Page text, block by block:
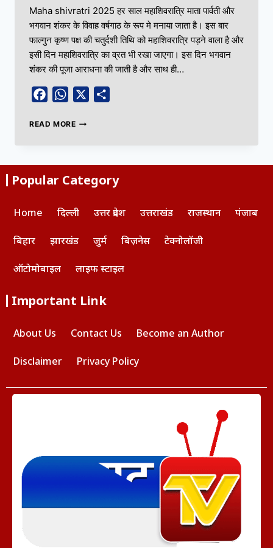
Maha shivratri 2025 हर साल महाशिवरात्रि माता पार्वती और
भगवान शंकर के विवाह वर्षगाठ के रूप मे मनाया जाता है। इस बार
फाल्गुन कृष्ण पक्ष की चतुर्दशी तिथि को महाशिवरात्रि पड़ने वाला है और
इसी दिन महाशिवरात्रि का व्रत भी रखा जाएगा। इस दिन भगवान
शंकर की पूजा आराधना की जाती है और साथ ही…
FacebookWhatsApp
READ MORE
Popular Category
Home दिल्ली उत्तर प्रदेश उत्तराखंड राजस्थान पंजाब
बिहार झारखंड जुर्म बिज़नेस टेक्नोलॉजी
ऑटोमोबाइल लाइफ स्टाइल
Important Link
About Us Contact Us Become an Author
Disclaimer Privacy Policy